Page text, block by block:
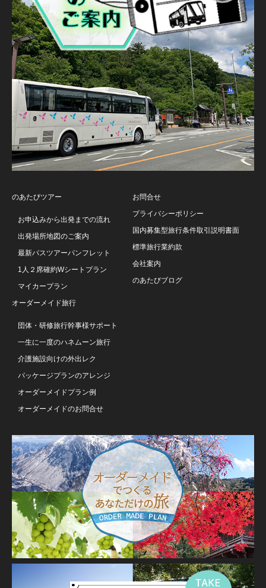
のあたびツアー
お申込みから出発までの流れ
出発場所地図のご案内
最新バスツアーパンフレット
1人２席確約Wシートプラン
マイカープラン
オーダーメイド旅行
団体・研修旅行幹事様サポート
一生に一度のハネムーン旅行
介護施設向けの外出レク
パッケージプランのアレンジ
オーダーメイドプラン例
オーダーメイドのお問合せ
お問合せ
プライバシーポリシー
国内募集型旅行条件取引説明書面
標準旅行業約款
会社案内
のあたびブログ